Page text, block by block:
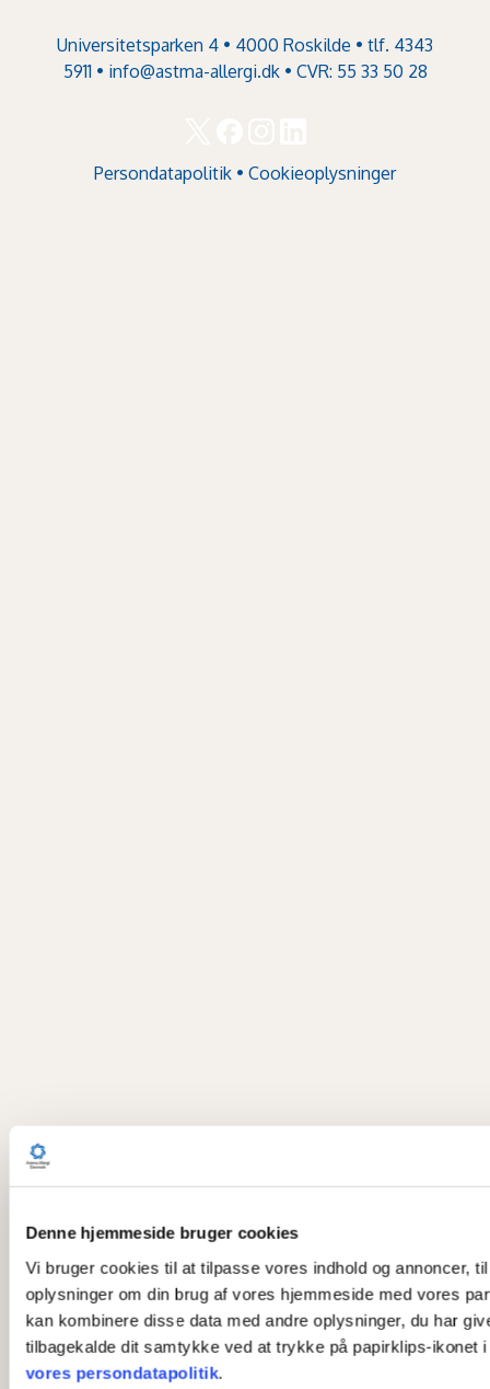
Denne hjemmeside bruger cookies
Vi bruger cookies til at tilpasse vores indhold og annoncer,
oplysninger om din brug af vores hjemmeside med vores
kan kombinere disse data med andre oplysninger, du har
tilbagekalde dit samtykke ved at trykke på papirklips-ikonet
vores persondatapolitik.
Universitetsparken 4 • 4000 Roskilde • tlf. 4343
5911 • info@astma-allergi.dk• CVR: 55 33 50 28
Persondatapolitik • Cookieoplysninger